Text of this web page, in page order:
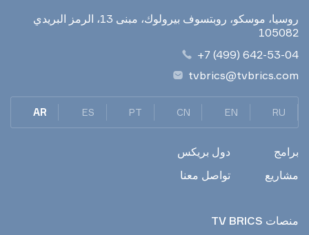
روسيا، موسكو، روبتسوف بيرولوك، مبنى 13، الرمز البريدي
105082
+7 (499) 642-53-04
tvbrics@tvbrics.com
RU
EN
CN
PT
ES
AR
برامج
مشاريع
دول بريكس
تواصل معنا
TV BRICS منصات